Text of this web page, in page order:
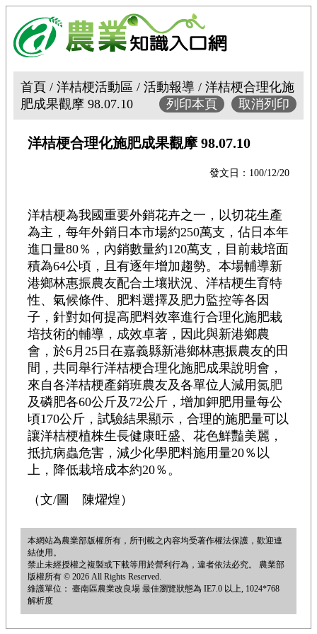
首頁 / 洋桔梗活動區 / 活動報導 / 洋桔梗合理化施
肥成果觀摩 98.07.10
取消列印
列印本頁
洋桔梗合理化施肥成果觀摩 98.07.10
發文日：100/12/20
洋桔梗為我國重要外銷花卉之一，以切花生產
為主，每年外銷日本市場約250萬支，佔日本年
進口量80％，內銷數量約120萬支，目前栽培面
積為64公頃，且有逐年增加趨勢。本場輔導新
港鄉林惠振農友配合土壤狀況、洋桔梗生育特
性、氣候條件、肥料選擇及肥力監控等各因
子，針對如何提高肥料效率進行合理化施肥栽
培技術的輔導，成效卓著，因此與新港鄉農
會，於6月25日在嘉義縣新港鄉林惠振農友的田
間，共同舉行洋桔梗合理化施肥成果說明會，
來自各洋桔梗產銷班農友及各單位人減用氮肥
及磷肥各60公斤及72公斤，增加鉀肥用量每公
頃170公斤，試驗結果顯示，合理的施肥量可以
讓洋桔梗植株生長健康旺盛、花色鮮豔美麗，
抵抗病蟲危害，減少化學肥料施用量20％以
上，降低栽培成本約20％。
（文/圖 陳燿煌）
本網站為農業部版權所有，所刊載之內容均受著作權法保護，歡迎連
結使用。
禁止未經授權之複製或下載等用於營利行為，違者依法必究。 農業部
版權所有 © 2026 All Rights Reserved.
維護單位： 臺南區農業改良場 最佳瀏覽狀態為 IE7.0 以上, 1024*768
解析度